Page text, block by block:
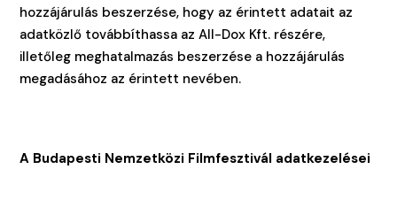
hozzájárulás beszerzése, hogy az érintett adatait az
adatközlő továbbíthassa az All-Dox Kft. részére,
illetőleg meghatalmazás beszerzése a hozzájárulás
megadásához az érintett nevében.
A Budapesti Nemzetközi Filmfesztivál adatkezelései